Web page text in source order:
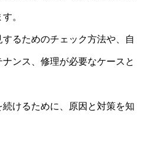
。
るためのチェック方法や、自
ンス、修理が必要なケースと
けるために、原因と対策を知